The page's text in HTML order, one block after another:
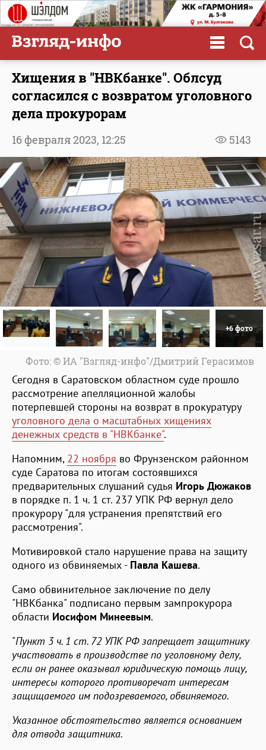
Хищения в "НВКбанке". Облсуд
согласился с возвратом уголовного
дела прокурорам
5143
16 февраля 2023, 12:25
+6 фото
Фото: © ИА "Взгляд-инфо"/Дмитрий Герасимов
Сегодня в Саратовском областном суде прошло
рассмотрение апелляционной жалобы
потерпевшей стороны на возврат в прокуратуру
уголовного дела о масштабных хищениях
денежных средств в "НВКбанке".
Напомним, 22 ноября во Фрунзенском районном
суде Саратова по итогам состоявшихся
предварительных слушаний судья Игорь Дюжаков
в порядке п. 1 ч. 1 ст. 237 УПК РФ вернул дело
прокурору "для устранения препятствий его
рассмотрения".
Мотивировкой стало нарушение права на защиту
одного из обвиняемых - Павла Кашева.
Само обвинительное заключение по делу
"НВКбанка" подписано первым зампрокурора
области Иосифом Минеевым.
"Пункт 3 ч. 1 ст. 72 УПК РФ запрещает защитнику
участвовать в производстве по уголовному делу,
если он ранее оказывал юридическую помощь лицу,
интересы которого противоречат интересам
защищаемого им подозреваемого, обвиняемого.
Указанное обстоятельство является основанием
для отвода защитника.